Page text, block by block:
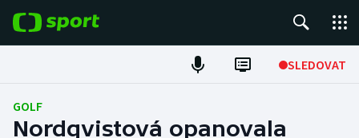
SLEDOVAT
Fotbal
GOLF
Nordqvistová opanovala